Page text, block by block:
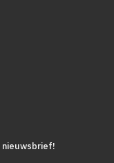
nieuwsbrief!